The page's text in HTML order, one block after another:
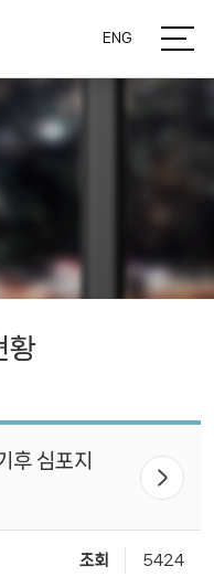
ENG
황
심포지
조회 5424